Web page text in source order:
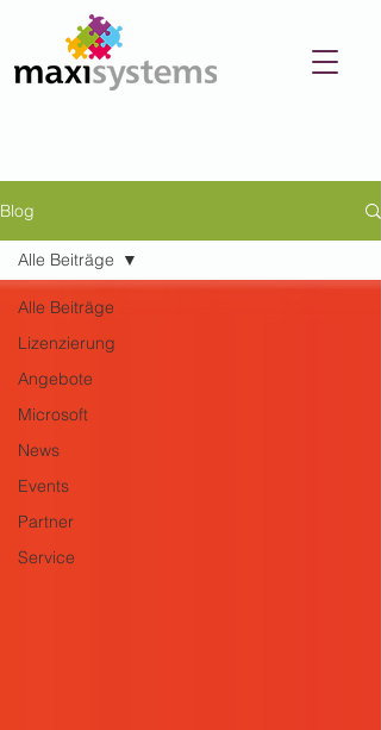
Blog
Alle Beiträge
Lizenzierung
Angebote
Microsoft
News
Events
Partner
Service
Alle Beiträge